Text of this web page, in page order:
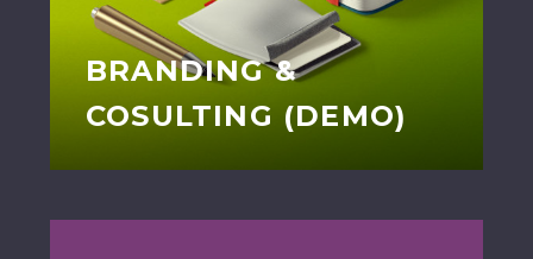
BRANDING &
COSULTING (DEMO)